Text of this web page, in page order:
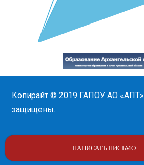
Копирайт © 2019 ГАПОУ АО «АПТ»
защищены.
НАПИСАТЬ ПИСЬМО